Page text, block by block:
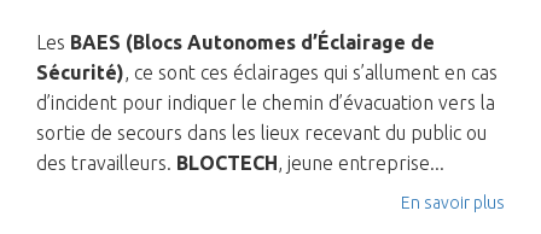
Les BAES (Blocs Autonomes d’Éclairage de
Sécurité), ce sont ces éclairages qui s’allument en cas
d’incident pour indiquer le chemin d’évacuation vers la
sortie de secours dans les lieux recevant du public ou
des travailleurs. BLOCTECH, jeune entreprise...
En savoir plus